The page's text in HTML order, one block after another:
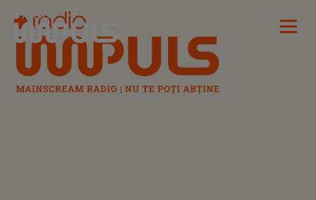
Radio Impuls